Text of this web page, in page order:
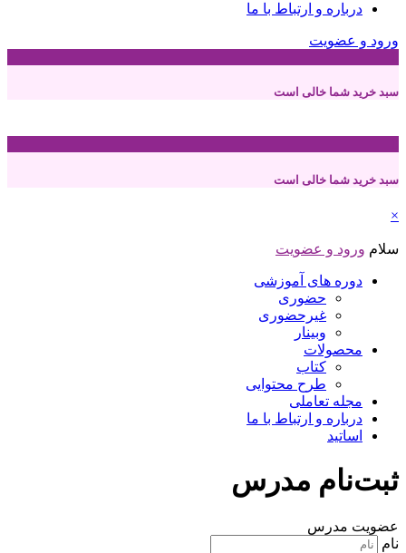
درباره و ارتباط با ما
ورود و عضویت
سبد خرید شما خالی است
سبد خرید شما خالی است
×
سلام ورود و عضویت
دوره های آموزشی
حضوری
غیرحضوری
وبینار
محصولات
کتاب
طرح محتوایی
مجله تعاملی
درباره و ارتباط با ما
اساتید
ثبت‌نام مدرس
عضویت مدرس
نام